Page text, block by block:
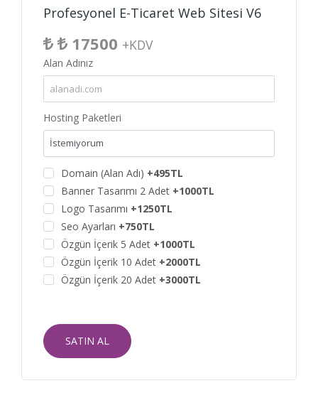
Profesyonel E-Ticaret Web Sitesi V6
17500 +KDV
Alan Adınız
Hosting Paketleri
Domain (Alan Adı) +495TL
Banner Tasarımı 2 Adet +1000TL
Logo Tasarımı +1250TL
Seo Ayarları +750TL
Özgün İçerik 5 Adet +1000TL
Özgün İçerik 10 Adet +2000TL
Özgün İçerik 20 Adet +3000TL
SATIN AL